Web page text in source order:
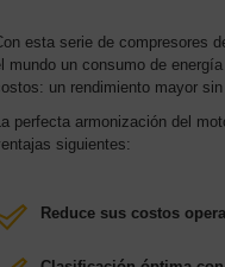
esta serie de compresores
mundo un consumo de
un rendimiento mayor
La perfecta armonización del
siguientes:
Reduce sus costos